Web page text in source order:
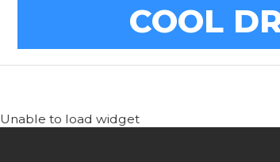
COOL
Unable to load widget